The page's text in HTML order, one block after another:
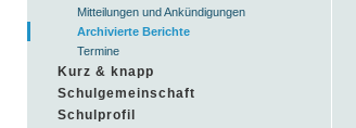
Mitteilungen und Ankündigungen
Archivierte Berichte
Termine
Kurz & knapp
Schulgemeinschaft
Schulprofil